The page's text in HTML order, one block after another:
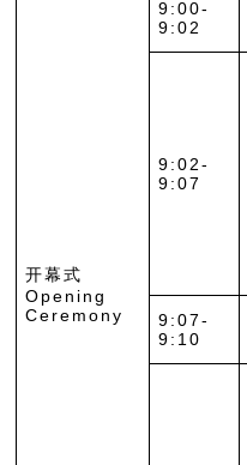
开幕式
Opening
Ceremony
9:00-
9:02
9:02-
9:07
9:07-
9:10